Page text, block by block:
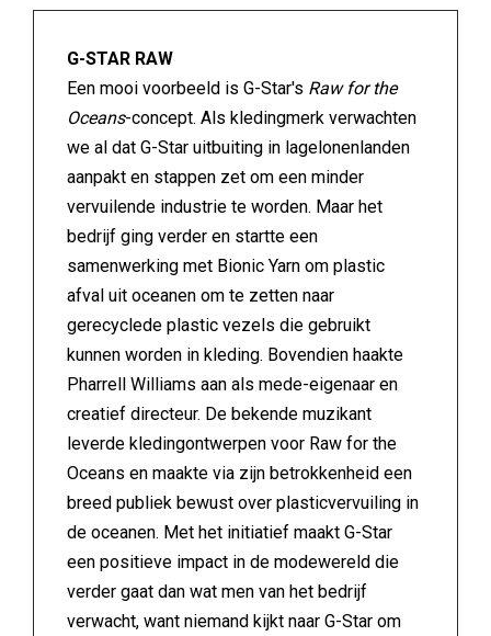
G-STAR RAW
Een mooi voorbeeld is G-Star's Raw for the
Oceans-concept. Als kledingmerk verwachten
we al dat G-Star uitbuiting in lagelonenlanden
aanpakt en stappen zet om een minder
vervuilende industrie te worden. Maar het
bedrijf ging verder en startte een
samenwerking met Bionic Yarn om plastic
afval uit oceanen om te zetten naar
gerecyclede plastic vezels die gebruikt
kunnen worden in kleding. Bovendien haakte
Pharrell Williams aan als mede-eigenaar en
creatief directeur. De bekende muzikant
leverde kledingontwerpen voor Raw for the
Oceans en maakte via zijn betrokkenheid een
breed publiek bewust over plasticvervuiling in
de oceanen. Met het initiatief maakt G-Star
een positieve impact in de modewereld die
verder gaat dan wat men van het bedrijf
verwacht, want niemand kijkt naar G-Star om